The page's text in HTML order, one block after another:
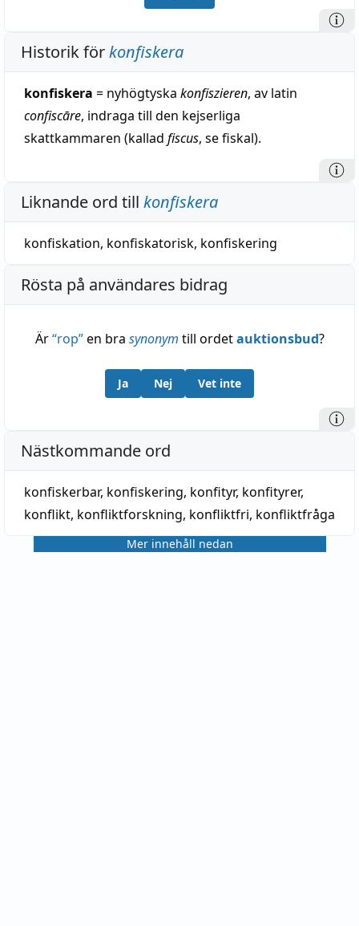
Historik förkonfiskera
konfiskera = nyhögtyska konfiszieren, av latin
confiscāre, indraga till den kejserliga
skattkammaren (kallad fiscus, se fiskal).
Liknande ord till konfiskera
konfiskation, konfiskatorisk, konfiskering
Rösta på användares bidrag
Är“rop”en bra synonym till ordetauktionsbud?
Ja Nej Vet inte
Nästkommande ord
konfiskerbar, konfiskering, konfityr, konfityrer,
konflikt, konfliktforskning, konfliktfri, konfliktfråga
Mer innehåll nedan